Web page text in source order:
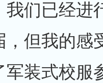
我们已经进
，但我的感
军装式校服